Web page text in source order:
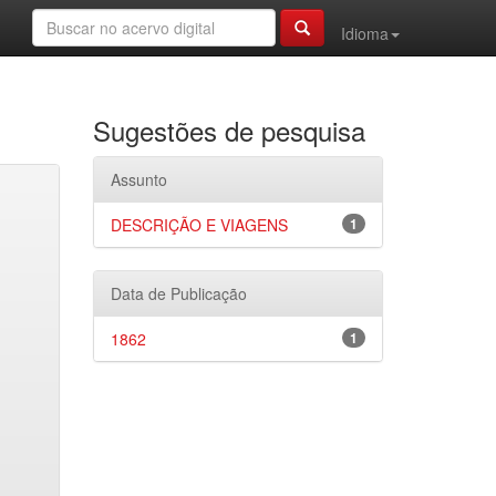
Idioma
Sugestões de pesquisa
Assunto
1
DESCRIÇÃO E VIAGENS
Data de Publicação
1
1862